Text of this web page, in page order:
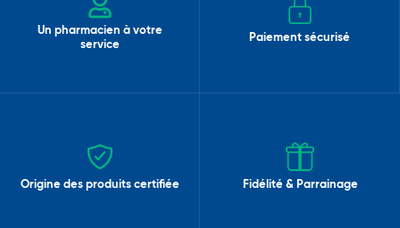
Un pharmacien à votre
service
Paiement sécurisé
Origine des produits certifiée Fidélité & Parrainage